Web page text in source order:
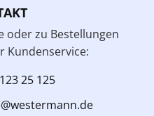
oder zu Bestellungen
Kundenservice:
25 125